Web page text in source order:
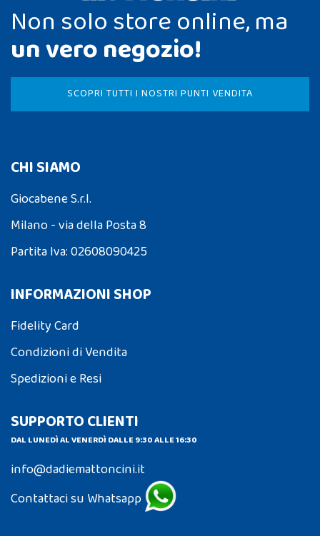
Non solo store online, ma
un vero negozio!
SCOPRI TUTTI I NOSTRI PUNTI VENDITA
CHI SIAMO
Giocabene S.r.l.
Milano - via della Posta 8
Partita Iva: 02608090425
INFORMAZIONI SHOP
Fidelity Card
Condizioni di Vendita
Spedizioni e Resi
SUPPORTO CLIENTI
DAL LUNEDÌ AL VENERDÌ DALLE 9:30 ALLE 16:30
info@dadiemattoncini.it
Contattaci su Whatsapp